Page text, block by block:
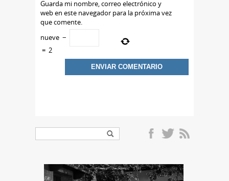
Guarda mi nombre, correo electrónico y
web en este navegador para la próxima vez
que comente.
nueve −
= 2